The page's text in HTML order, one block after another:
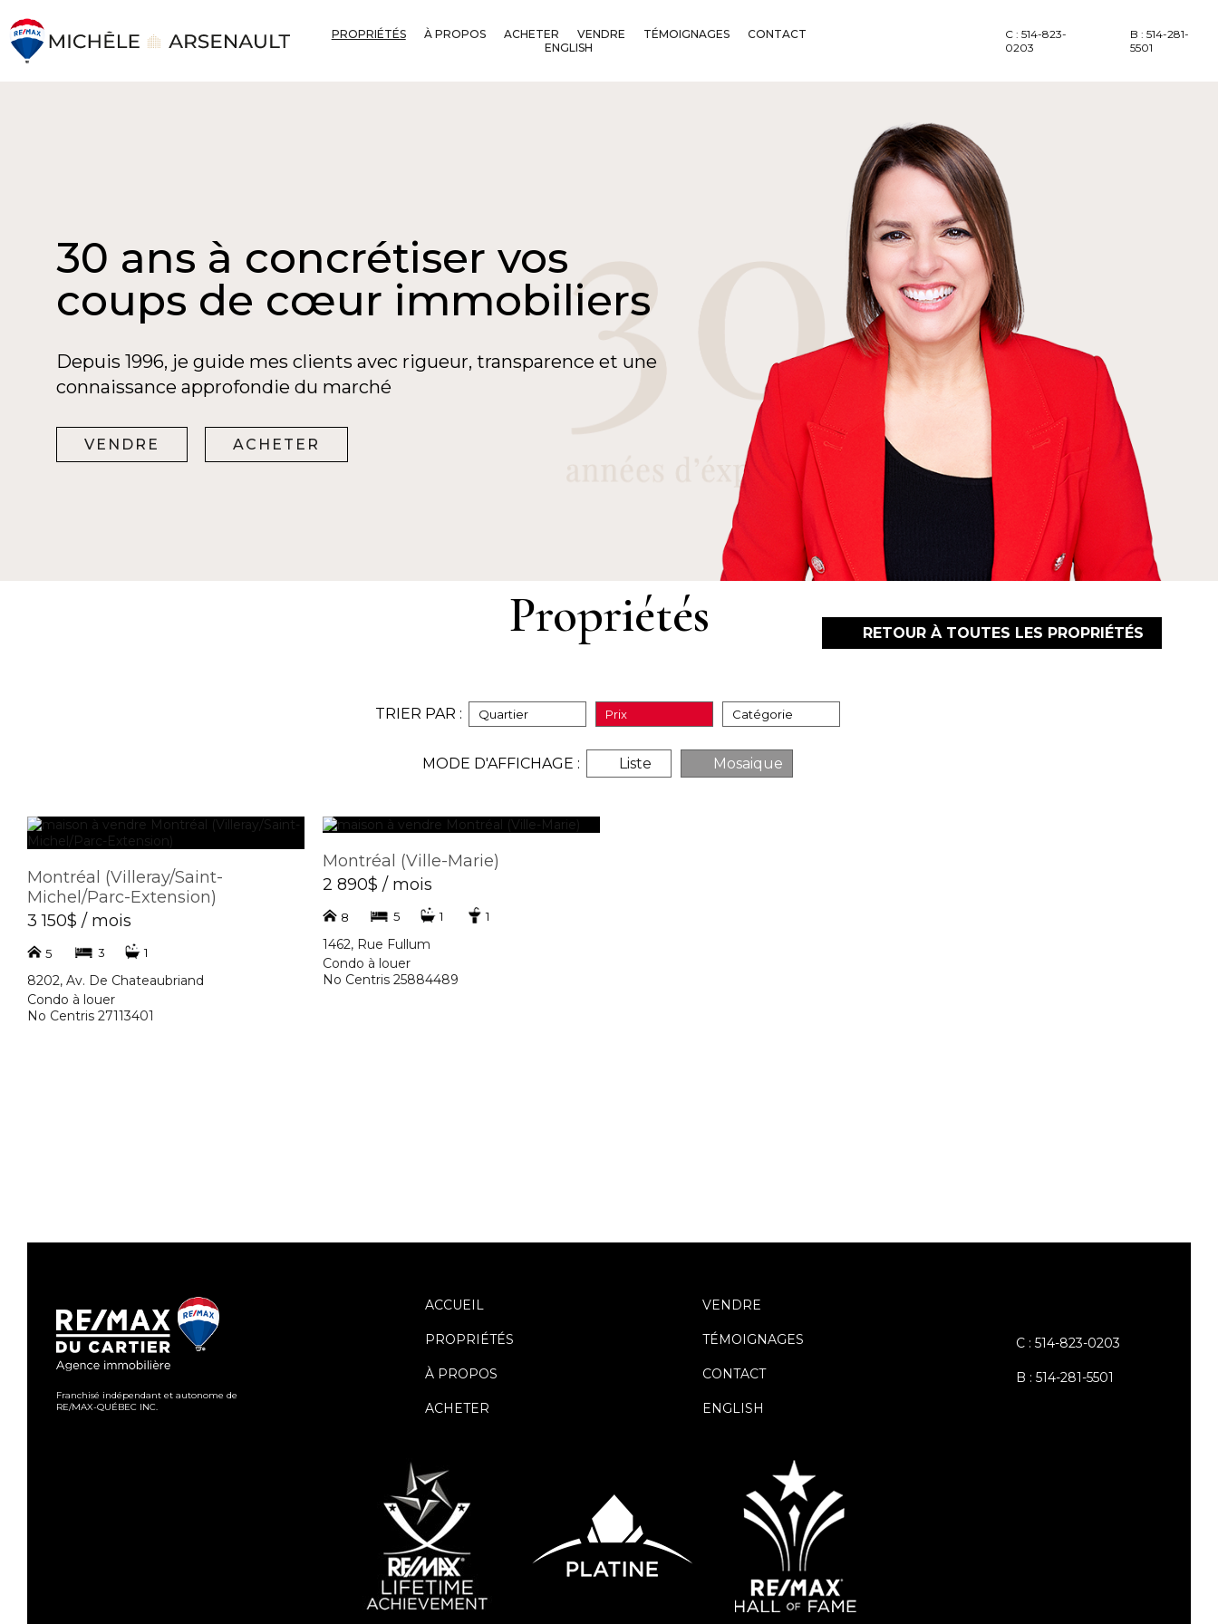
PROPRIÉTÉS À PROPOS ACHETER VENDRE TÉMOIGNAGES
CONTACT
ENGLISH
C : 514-823-
0203
B : 514-281-
5501
30 ans à concrétiser vos
coups de cœur immobiliers
Depuis 1996, je guide mes clients avec rigueur, transparence et une
connaissance approfondie du marché
VENDRE ACHETER
Propriétés RETOUR À TOUTES LES PROPRIÉTÉS
TRIER PAR : Quartier Prix Catégorie
MODE D'AFFICHAGE : Liste Mosaique
Montréal (Villeray/Saint-
Michel/Parc-Extension)
3 150$ / mois
5 3 1
8202, Av. De Chateaubriand
Condo à louer
No Centris 27113401
Montréal (Ville-Marie)
2 890$ / mois
8 5 1 1
1462, Rue Fullum
Condo à louer
No Centris 25884489
Franchisé indépendant et autonome de
RE/MAX-QUÉBEC INC.
ACCUEIL
PROPRIÉTÉS
À PROPOS
ACHETER
VENDRE
TÉMOIGNAGES
CONTACT
ENGLISH
C : 514-823-0203
B : 514-281-5501